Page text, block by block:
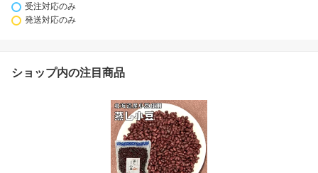
受注対応のみ
発送対応のみ
ショップ内の注目商品